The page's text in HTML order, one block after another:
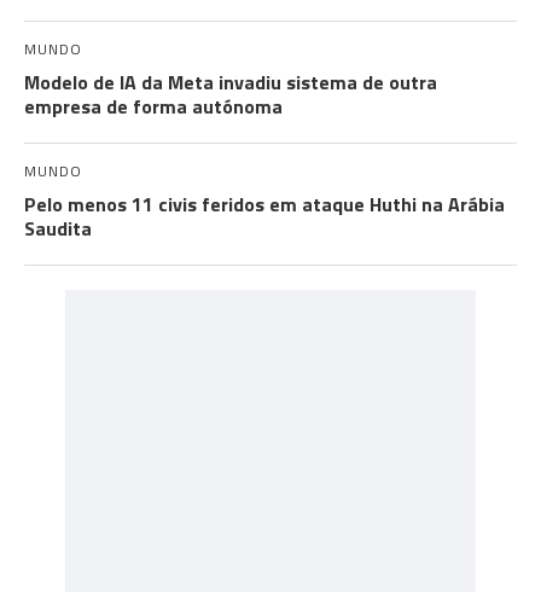
MUNDO
Modelo de IA da Meta invadiu sistema de outra
empresa de forma autónoma
MUNDO
Pelo menos 11 civis feridos em ataque Huthi na Arábia
Saudita